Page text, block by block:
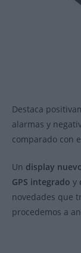
Destaca
alarmas y
comparado con
Un display
GPS integrado y
novedades que
procedemos a